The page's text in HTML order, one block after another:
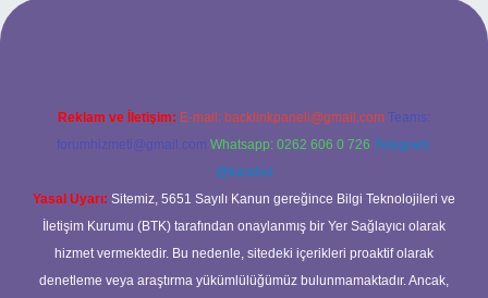
giriş
Reklam ve İletişim: E-mail: backlinkpaneli@gmail.com Teams:
forumhizmeti@gmail.com Whatsapp: 0262 606 0 726 Telegram:
@karabul
Yasal Uyarı: Sitemiz, 5651 Sayılı Kanun gereğince Bilgi Teknolojileri ve
İletişim Kurumu (BTK) tarafından onaylanmış bir Yer Sağlayıcı olarak
hizmet vermektedir. Bu nedenle, sitedeki içerikleri proaktif olarak
denetleme veya araştırma yükümlülüğümüz bulunmamaktadır. Ancak,